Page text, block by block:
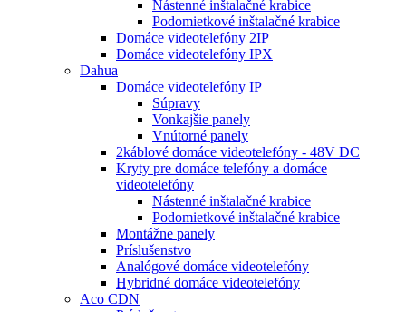
Nástenné inštalačné krabice
Podomietkové inštalačné krabice
Domáce videotelefóny 2IP
Domáce videotelefóny IPX
Dahua
Domáce videotelefóny IP
Súpravy
Vonkajšie panely
Vnútorné panely
2káblové domáce videotelefóny - 48V DC
Kryty pre domáce telefóny a domáce
videotelefóny
Nástenné inštalačné krabice
Podomietkové inštalačné krabice
Montážne panely
Príslušenstvo
Analógové domáce videotelefóny
Hybridné domáce videotelefóny
Aco CDN